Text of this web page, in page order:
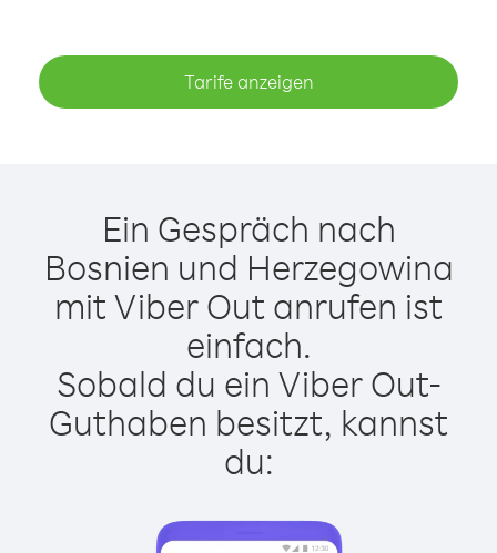
Tarife anzeigen
Ein Gespräch nach
Bosnien und Herzegowina
mit Viber Out anrufen ist
einfach.
Sobald du ein Viber Out-
Guthaben besitzt, kannst
du: